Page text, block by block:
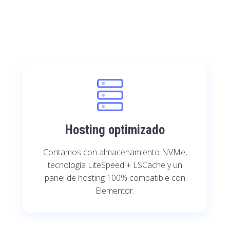
Hosting optimizado
Contamos con almacenamiento NVMe,
tecnología LiteSpeed + LSCache y un
panel de hosting 100% compatible con
Elementor.